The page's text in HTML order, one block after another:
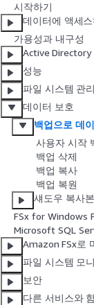
시작하기
데이터에 액세스
가용성과 내구성
Active Directory
성능
파일 시스템 관리
데이터 보호
백업으로 데
사용자 시작
백업 삭제
백업 복사
백업 복원
섀도우 복사
FSx for Windows
Microsoft SQL
Amazon FSx로
파일 시스템 모
보안
다른 서비스와